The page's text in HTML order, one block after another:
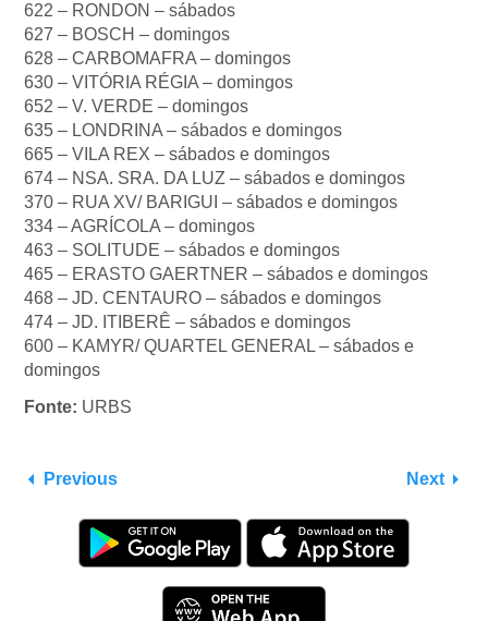
622 – RONDON – sábados
627 – BOSCH – domingos
628 – CARBOMAFRA – domingos
630 – VITÓRIA RÉGIA – domingos
652 – V. VERDE – domingos
635 – LONDRINA – sábados e domingos
665 – VILA REX – sábados e domingos
674 – NSA. SRA. DA LUZ – sábados e domingos
370 – RUA XV/ BARIGUI – sábados e domingos
334 – AGRÍCOLA – domingos
463 – SOLITUDE – sábados e domingos
465 – ERASTO GAERTNER – sábados e domingos
468 – JD. CENTAURO – sábados e domingos
474 – JD. ITIBERÊ – sábados e domingos
600 – KAMYR/ QUARTEL GENERAL – sábados e
domingos
Fonte: URBS
Previous Next